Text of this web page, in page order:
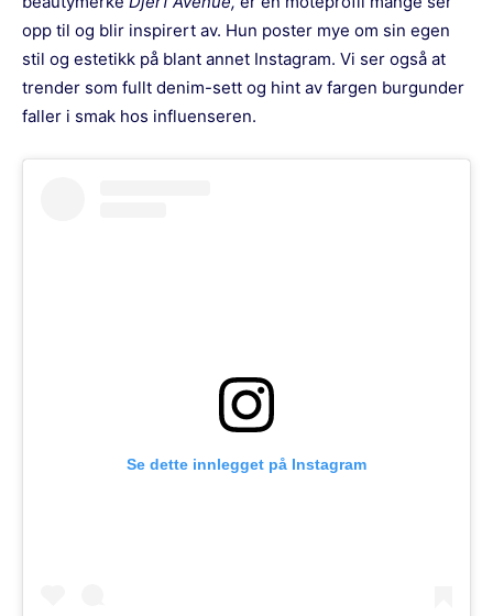
opp til og blir inspirert av. Hun poster mye om sin egen
stil og estetikk på blant annet Instagram. Vi ser også at
trender som fullt denim-sett og hint av fargen burgunder
faller i smak hos influenseren.
Se dette innlegget på Instagram